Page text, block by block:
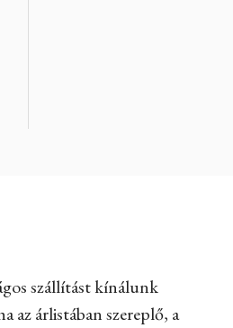
szállítást kínálunk
az árlistában szereplő, a